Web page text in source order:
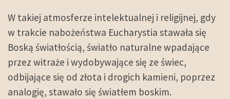
W takiej atmosferze intelektualnej i religijnej, gdy
w trakcie nabożeństwa Eucharystia stawała się
Boską światłością, światło naturalne wpadające
przez witraże i wydobywające się ze świec,
odbijające się od złota i drogich kamieni, poprzez
analogię, stawało się światłem boskim.